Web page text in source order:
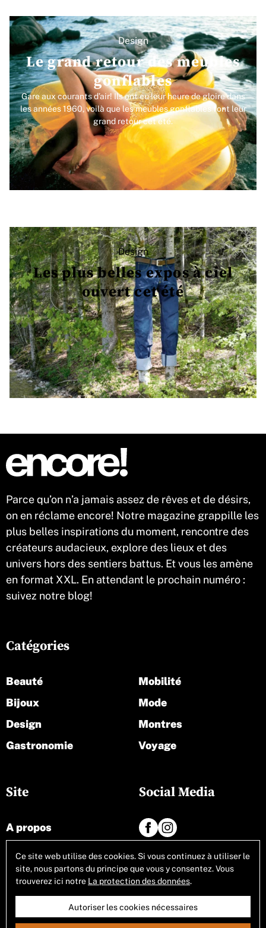
Design
Le grand retour des meubles
gonflables
Gare aux courants d’air! Ils ont eu leur heure de gloire dans
les années 1960, voilà que les meubles gonflables font leur
grand retour cet été.
Design
Les plus belles expos à ciel
ouvert cet été
Parce qu’on n’a jamais assez de rêves et de désirs,
on en réclame encore! Notre magazine grappille les
plus belles inspirations du moment, rencontre des
créateurs audacieux, explore des lieux et des
univers hors des sentiers battus. Et vous les amène
en format XXL. En attendant le prochain numéro :
suivez notre blog!
Site
A propos
Contact
Tous les articles
Catégories
Beauté
Bijoux
Design
Gastronomie
Mobilité
Mode
Montres
Voyage
Social Media
Ce site web utilise des cookies. Si vous continuez à utiliser le
site, nous partons du principe que vous y consentez. Vous
trouverez ici notre La protection des données.
Autoriser les cookies nécessaires